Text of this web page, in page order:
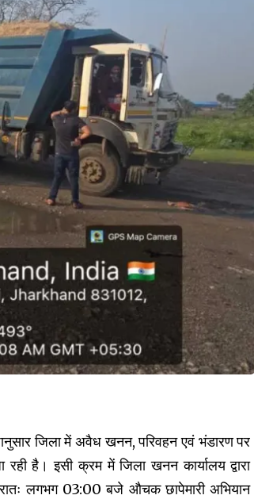
जिला में अवैध खनन, परिवहन एवं भंडारण पर
रही है। इसी क्रम में जिला खनन कार्यालय द्वारा
लगभग 03:00 बजे औचक छापेमारी अभियान